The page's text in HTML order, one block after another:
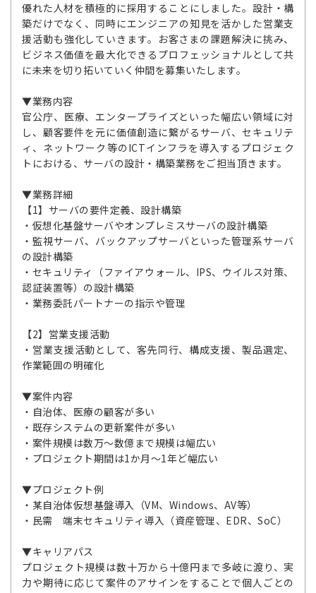
優れた人材を積極的に採用することにしました。設計・構
築だけでなく、同時にエンジニアの知見を活かした営業支
援活動も強化していきます。お客さまの課題解決に挑み、
ビジネス価値を最大化できるプロフェッショナルとして共
に未来を切り拓いていく仲間を募集いたします。
▼業務内容
官公庁、医療、エンタープライズといった幅広い領域に対
し、顧客要件を元に価値創造に繋がるサーバ、セキュリテ
ィ、ネットワーク等のICTインフラを導入するプロジェク
トにおける、サーバの設計・構築業務をご担当頂きます。
▼業務詳細
【1】サーバの要件定義、設計構築
・仮想化基盤サーバやオンプレミスサーバの設計構築
・監視サーバ、バックアップサーバといった管理系サーバ
の設計構築
・セキュリティ（ファイアウォール、IPS、ウイルス対策、
認証装置等）の設計構築
・業務委託パートナーの指示や管理
【2】営業支援活動
・営業支援活動として、客先同行、構成支援、製品選定、
作業範囲の明確化
▼案件内容
・自治体、医療の顧客が多い
・既存システムの更新案件が多い
・案件規模は数万～数億まで規模は幅広い
・プロジェクト期間は1か月～1年ど幅広い
▼プロジェクト例
・某自治体仮想基盤導入（VM、Windows、AV等）
・民需 端末セキュリティ導入（資産管理、EDR、SoC）
▼キャリアパス
プロジェクト規模は数十万から十億円まで多岐に渡り、実
力や期待に応じて案件のアサインをすることで個人ごとの